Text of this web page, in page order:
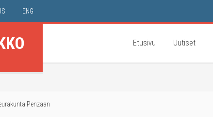
ENG
Etusivu Uutiset
Penzaan